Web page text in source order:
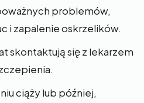
problemów,
i zapalenie oskrzelików.
skontaktują się z lekarzem
ciąży lub później,